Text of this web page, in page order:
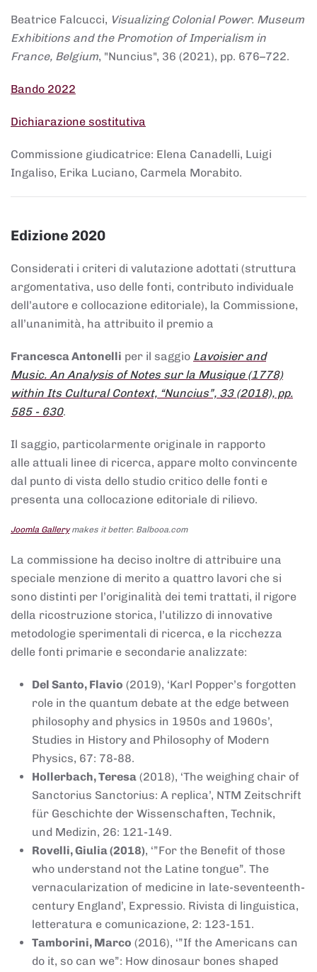
Beatrice Falcucci, Visualizing Colonial Power. Museum
Exhibitions and the Promotion of Imperialism in
France, Belgium, "Nuncius", 36 (2021), pp. 676–722.
Bando 2022
Dichiarazione sostitutiva
Commissione giudicatrice: Elena Canadelli, Luigi
Ingaliso, Erika Luciano, Carmela Morabito.
Edizione 2020
Considerati i criteri di valutazione adottati (struttura
argomentativa, uso delle fonti, contributo individuale
dell’autore e collocazione editoriale), la Commissione,
all’unanimità, ha attribuito il premio a
Francesca Antonelli per il saggio Lavoisier and
Music. An Analysis of Notes sur la Musique (1778)
within Its Cultural Context, “Nuncius”, 33 (2018), pp.
585 - 630.
Il saggio, particolarmente originale in rapporto
alle attuali linee di ricerca, appare molto convincente
dal punto di vista dello studio critico delle fonti e
presenta una collocazione editoriale di rilievo.
Joomla Gallerymakes it better. Balbooa.com
La commissione ha deciso inoltre di attribuire una
speciale menzione di merito a quattro lavori che si
sono distinti per l’originalità dei temi trattati, il rigore
della ricostruzione storica, l’utilizzo di innovative
metodologie sperimentali di ricerca, e la ricchezza
delle fonti primarie e secondarie analizzate:
Del Santo, Flavio (2019), ‘Karl Popper’s forgotten
role in the quantum debate at the edge between
philosophy and physics in 1950s and 1960s’,
Studies in History and Philosophy of Modern
Physics, 67: 78-88.
Hollerbach, Teresa (2018), ‘The weighing chair of
Sanctorius Sanctorius: A replica’, NTM Zeitschrift
für Geschichte der Wissenschaften, Technik,
und Medizin, 26: 121-149.
Rovelli, Giulia (2018), ‘”For the Benefit of those
who understand not the Latine tongue”. The
vernacularization of medicine in late-seventeenth-
century England’, Expressio. Rivista di linguistica,
letteratura e comunicazione, 2: 123-151.
Tamborini, Marco (2016), ‘”If the Americans can
do it, so can we”: How dinosaur bones shaped